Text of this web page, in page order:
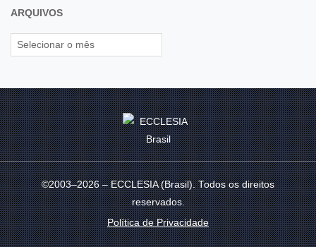
ARQUIVOS
©2003–2026 – ECCLESIA (Brasil). Todos os direitos
reservados.
Política de Privacidade